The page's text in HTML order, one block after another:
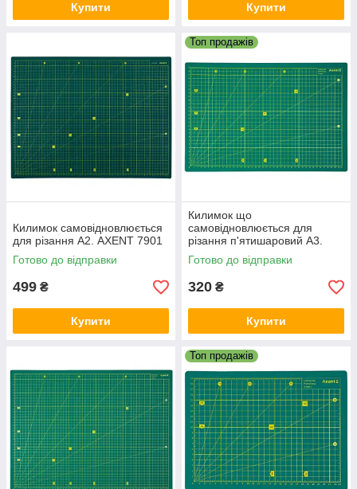
Купити Купити
Килимок самовідновлюється
для різання А2. AXENT 7901
Готово до відправки
499 ₴
Купити
Топ продажів
Килимок що
самовідновлюється для
різання п'ятишаровий A3.
AXENT 7906
Готово до відправки
320 ₴
Купити
Топ продажів